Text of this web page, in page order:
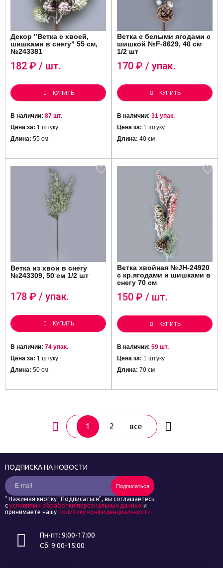
Декор "Ветка с хвоей,
шишками в снегу" 55 см,
№243381
182 ₽ / шт.
КУПИТЬ
В наличии: 87 шт.
Цена за: 1 штуку
Длина: 55 см
Ветка с белыми ягодами с
шишкой №F-8629, 40 см
1/2 шт
170 ₽ / упак.
КУПИТЬ
В наличии: 31 упак.
Цена за: 1 штуку
Длина: 40 см
Ветка из хвои в снегу
№243309, 50 см 1/2 шт
178 ₽ / упак.
КУПИТЬ
В наличии: 74 упак.
Цена за: 1 штуку
Длина: 50 см
Ветка хвойная №JH-24920
с кр.ягодами и шишками в
снегу 70 см
150 ₽ / шт.
КУПИТЬ
В наличии: 59 шт.
Цена за: 1 штуку
Длина: 70 см
1 2 все
Пн-пт: 9:00-17:00
Сб: 9:00-15:00
ПОДПИСКА НА НОВОСТИ
Подписаться
* Нажимая кнопку "Подписаться", вы соглашаетесь
с условиями обработки персональных данных и
принимаете нашу политику конфиденциальности